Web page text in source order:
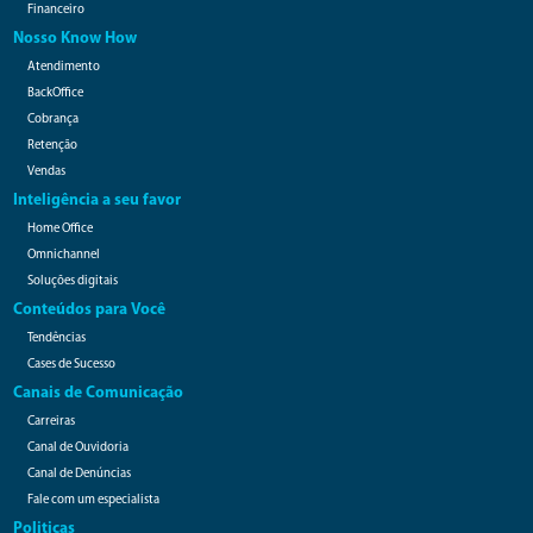
Financeiro
Nosso Know How
Atendimento
BackOffice
Cobrança
Retenção
Vendas
Inteligência a seu favor
Home Office
Omnichannel
Soluções digitais
Conteúdos para Você
Tendências
Cases de Sucesso
Canais de Comunicação
Carreiras
Canal de Ouvidoria
Canal de Denúncias
Fale com um especialista
Politicas